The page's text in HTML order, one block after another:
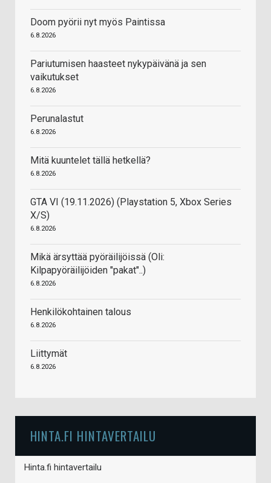
Doom pyörii nyt myös Paintissa
6.8.2026
Pariutumisen haasteet nykypäivänä ja sen
vaikutukset
6.8.2026
Perunalastut
6.8.2026
Mitä kuuntelet tällä hetkellä?
6.8.2026
GTA VI (19.11.2026) (Playstation 5, Xbox Series
X/S)
6.8.2026
Mikä ärsyttää pyöräilijöissä (Oli:
Kilpapyöräilijöiden "pakat"..)
6.8.2026
Henkilökohtainen talous
6.8.2026
Liittymät
6.8.2026
HINTA.FI HINTAVERTAILU
Hinta.fi hintavertailu